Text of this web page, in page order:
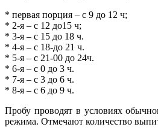
* первая порция – с 9 до 12 ч;
* 2-я – с 12 до15 ч;
* 3-я – с 15 до 18 ч.
* 4-я – с 18-до 21 ч.
* 5-я – с 21-00 до 24ч.
* 6-я – с 0 до 3 ч.
* 7-я – с 3 до 6 ч.
* 8-я – с 6 до 9 ч.
Пробу проводят в условиях
режима. Отмечают количество